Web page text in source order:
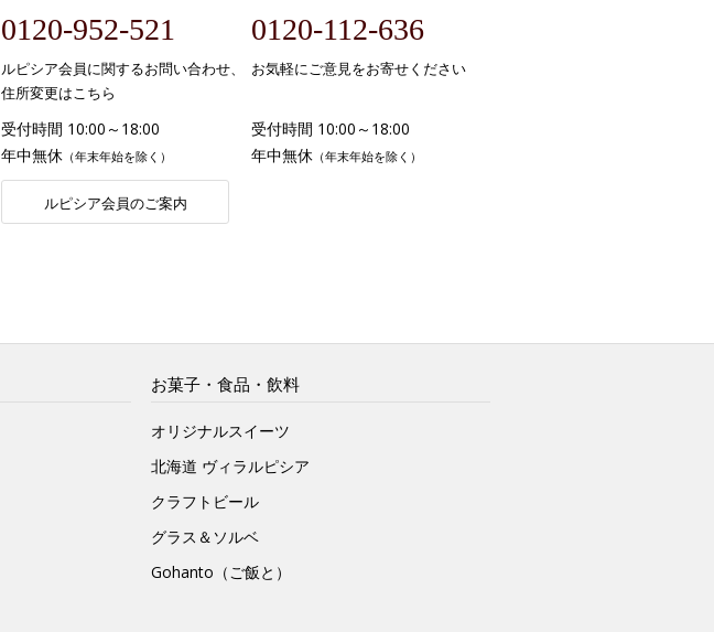
0120-952-521
ルピシア会員に関するお問い合わせ、
住所変更はこちら
受付時間 10:00～18:00
年中無休 （年末年始を除く）
ルピシア会員のご案内
0120-112-636
お気軽にご意見をお寄せください
受付時間 10:00～18:00
年中無休 （年末年始を除く）
お菓子・食品・飲料
オリジナルスイーツ
北海道 ヴィラルピシア
クラフトビール
グラス＆ソルベ
Gohanto（ご飯と）